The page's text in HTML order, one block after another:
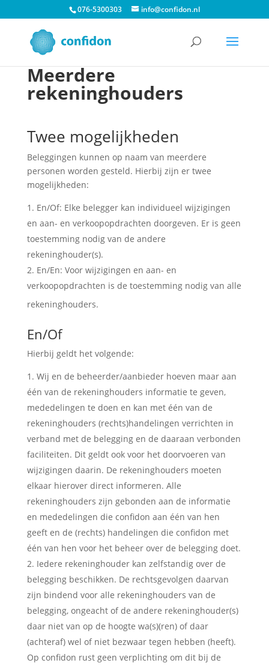
076-5300303 info@confidon.nl
Meerdere
rekeninghouders
Twee mogelijkheden
Beleggingen kunnen op naam van meerdere
personen worden gesteld. Hierbij zijn er twee
mogelijkheden:
En/Of: Elke belegger kan individueel wijzigingen
en aan- en verkoopopdrachten doorgeven. Er is geen
toestemming nodig van de andere
rekeninghouder(s).
En/En: Voor wijzigingen en aan- en
verkoopopdrachten is de toestemming nodig van alle
rekeninghouders.
En/Of
Hierbij geldt het volgende:
Wij en de beheerder/aanbieder hoeven maar aan
één van de rekeninghouders informatie te geven,
mededelingen te doen en kan met één van de
rekeninghouders (rechts)handelingen verrichten in
verband met de belegging en de daaraan verbonden
faciliteiten. Dit geldt ook voor het doorvoeren van
wijzigingen daarin. De rekeninghouders moeten
elkaar hierover direct informeren. Alle
rekeninghouders zijn gebonden aan de informatie
en mededelingen die confidon aan één van hen
geeft en de (rechts) handelingen die confidon met
één van hen voor het beheer over de belegging doet.
Iedere rekeninghouder kan zelfstandig over de
belegging beschikken. De rechtsgevolgen daarvan
zijn bindend voor alle rekeninghouders van de
belegging, ongeacht of de andere rekeninghouder(s)
daar niet van op de hoogte wa(s)(ren) of daar
(achteraf) wel of niet bezwaar tegen hebben (heeft).
Op confidon rust geen verplichting om dit bij de